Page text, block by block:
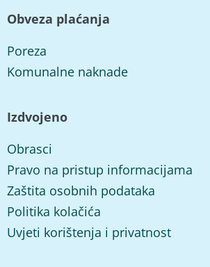
Obveza plaćanja
Poreza
Komunalne naknade
Izdvojeno
Obrasci
Pravo na pristup informacijama
Zaštita osobnih podataka
Politika kolačića
Uvjeti korištenja i privatnost